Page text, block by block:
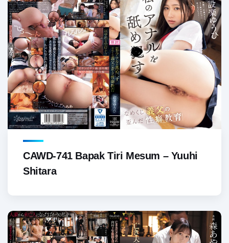
CAWD-741 Bapak Tiri Mesum – Yuuhi
Shitara